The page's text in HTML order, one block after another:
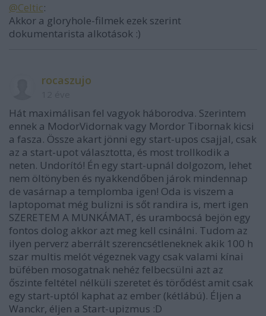
@Celtic:
Akkor a gloryhole-filmek ezek szerint
dokumentarista alkotások :)
rocaszujo
Hát maximálisan fel vagyok háborodva. Szerintem
ennek a ModorVidornak vagy Mordor Tibornak kicsi
a fasza. Össze akart jönni egy start-upos csajjal, csak
az a start-upot választotta, és most trollkodik a
neten. Undorító! Én egy start-upnál dolgozom, lehet
nem öltönyben és nyakkendőben járok mindennap
de vasárnap a templomba igen! Oda is viszem a
laptopomat még bulizni is sőt randira is, mert igen
SZERETEM A MUNKÁMAT, és urambocsá bejön egy
fontos dolog akkor azt meg kell csinálni. Tudom az
ilyen perverz aberrált szerencsétleneknek akik 100 h
szar multis melót végeznek vagy csak valami kínai
büfében mosogatnak nehéz felbecsülni azt az
őszinte feltétel nélküli szeretet és törődést amit csak
egy start-uptól kaphat az ember (kétlábú). Éljen a
Wanckr, éljen a Start-upizmus :D